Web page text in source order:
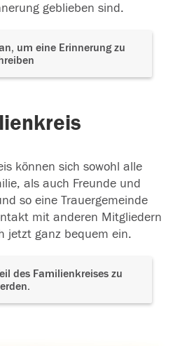
geblieben sind.
um eine Erinnerung zu
können sich sowohl alle
als auch Freunde und
so eine Trauergemeinde
mit anderen Mitgliedern
jetzt ganz bequem ein.
des Familienkreises zu